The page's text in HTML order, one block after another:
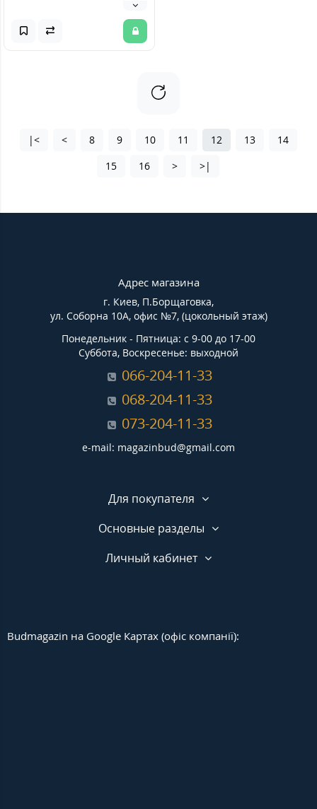
|< < 8 9 10 11 12 13
14
15
16 > >|
Адрес магазина
г. Киев, П.Борщаговка,
ул. Соборна 10А, офис №7, (цокольный этаж)
Понедельник - Пятница: с 9-00 до 17-00
Суббота, Воскресенье: выходной
066-204-11-33
068-204-11-33
073-204-11-33
e-mail: magazinbud@gmail.com
Для покупателя
Основные разделы
Личный кабинет
Budmagazin на Google Картах (офіс компанії):